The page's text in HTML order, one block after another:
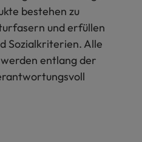
bestehen zu
und erfüllen
Sozialkriterien. Alle
entlang der